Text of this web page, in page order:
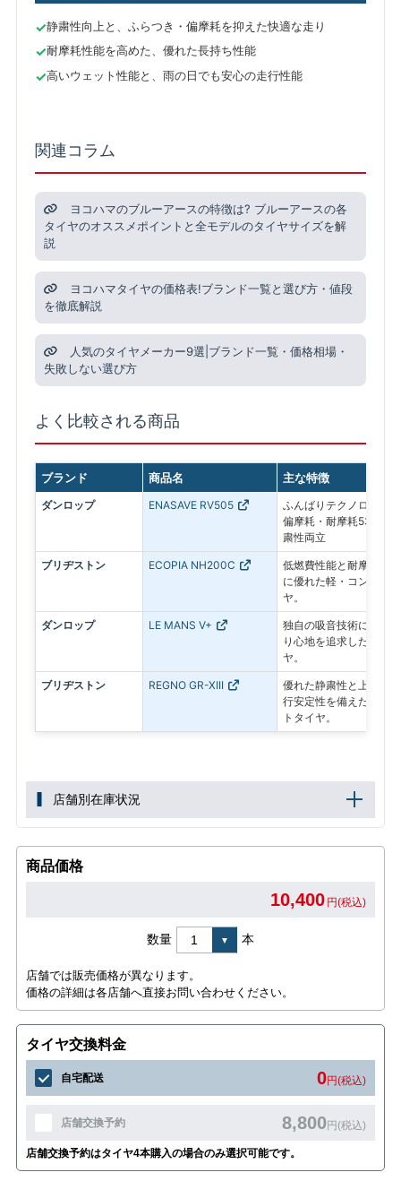
静粛性向上と、ふらつき・偏摩耗を抑えた快適な走り
耐摩耗性能を高めた、優れた長持ち性能
高いウェット性能と、雨の日でも安心の走行性能
関連コラム
ヨコハマのブルーアースの特徴は? ブルーアースの各
タイヤのオススメポイントと全モデルのタイヤサイズを解
説
ヨコハマタイヤの価格表!ブランド一覧と選び方・値段
を徹底解説
人気のタイヤメーカー9選|ブランド一覧・価格相場・
失敗しない選び方
よく比較される商品
ブランド 商品名 主な特徴
ダンロップ ENASAVE RV505
ふんばりテクノロジー
偏摩耗・耐摩耗53%向
粛性両立
ブリヂストン ECOPIA NH200C
低燃費性能と耐摩耗性
に優れた軽・コンパク
ヤ。
ダンロップ LE MANS V+
独自の吸音技術により
り心地を追求した、コ
ヤ。
ブリヂストン REGNO GR-XIII
優れた静粛性と上質な
行安定性を備えたプレ
トタイヤ。
店舗別在庫状況
商品価格
10,400 円(税込)
数量 本
店舗では販売価格が異なります。
価格の詳細は各店舗へ直接お問い合わせください。
タイヤ交換料金
自宅配送 0円(税込)
店舗交換予約 8,800円(税込)
店舗交換予約はタイヤ4本購入の場合のみ選択可能です。